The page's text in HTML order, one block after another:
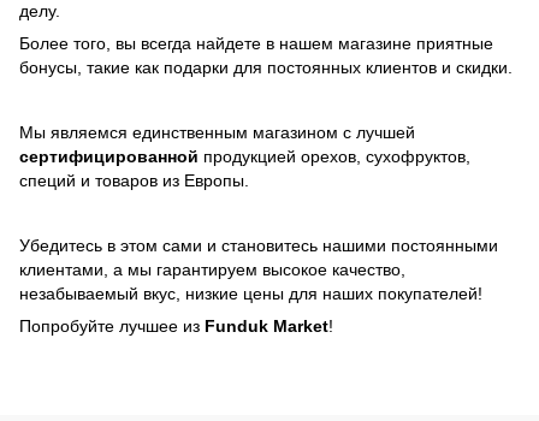
делу.
Более того, вы всегда найдете в нашем магазине приятные
бонусы, такие как подарки для постоянных клиентов и скидки.
Мы являемся единственным магазином с лучшей
сертифицированной продукцией орехов, сухофруктов,
специй и товаров из Европы.
Убедитесь в этом сами и становитесь нашими постоянными
клиентами, а мы гарантируем высокое качество,
незабываемый вкус, низкие цены для наших покупателей!
Попробуйте лучшее из Funduk Market!